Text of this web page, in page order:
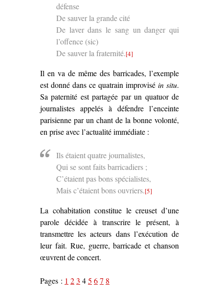
défense
De sauver la grande cité
De laver dans le sang un danger qui
l’offence (sic)
De sauver la fraternité.[4]
Il en va de même des barricades, l’exemple
est donné dans ce quatrain improvisé in situ.
Sa paternité est partagée par un quatuor de
journalistes appelés à défendre l’enceinte
parisienne par un chant de la bonne volonté,
en prise avec l’actualité immédiate :
Ils étaient quatre journalistes,
Qui se sont faits barricadiers ;
C’étaient pas bons spécialistes,
Mais c’étaient bons ouvriers.[5]
La cohabitation constitue le creuset d’une
parole décidée à transcrire le présent, à
transmettre les acteurs dans l’exécution de
leur fait. Rue, guerre, barricade et chanson
œuvrent de concert.
Pages : 1 23 45 67 8